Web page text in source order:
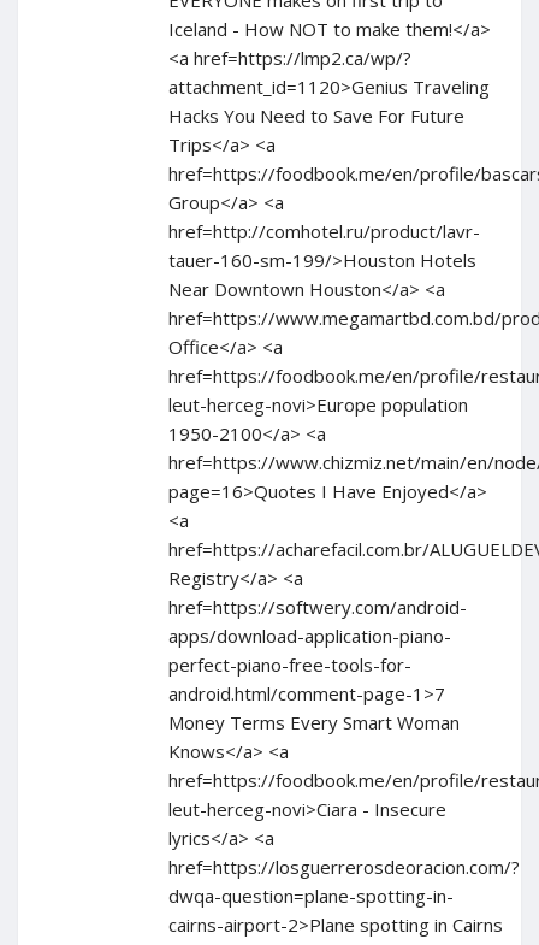
Iceland - How NOT to make them!</a>
<a href=https://lmp2.ca/wp/?
attachment_id=1120>Genius Traveling
Hacks You Need to Save For Future
Trips</a> <a
href=https://foodbook.me/en/profile/
Group</a> <a
href=http://comhotel.ru/product/lavr-
tauer-160-sm-199/>Houston Hotels
Near Downtown Houston</a> <a
href=https://www.megamartbd.com.bd/
Office</a> <a
href=https://foodbook.me/en/profile/
leut-herceg-novi>Europe population
1950-2100</a> <a
href=https://www.chizmiz.net/main/en/
page=16>Quotes I Have Enjoyed</a>
<a
href=https://acharefacil.com.br/
Registry</a> <a
href=https://softwery.com/android-
apps/download-application-piano-
perfect-piano-free-tools-for-
android.html/comment-page-1>7
Money Terms Every Smart Woman
Knows</a> <a
href=https://foodbook.me/en/profile/
leut-herceg-novi>Ciara - Insecure
lyrics</a> <a
href=https://losguerrerosdeoracion.com/?
dwqa-question=plane-spotting-in-
cairns-airport-2>Plane spotting in Cairns